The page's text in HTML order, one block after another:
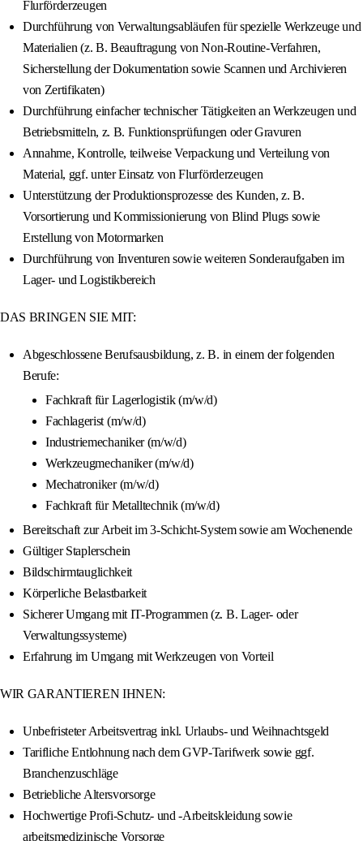
Flurförderzeugen
Durchführung von Verwaltungsabläufen für spezielle Werkzeuge und
Materialien (z. B. Beauftragung von Non-Routine-Verfahren,
Sicherstellung der Dokumentation sowie Scannen und Archivieren
von Zertifikaten)
Durchführung einfacher technischer Tätigkeiten an Werkzeugen und
Betriebsmitteln, z. B. Funktionsprüfungen oder Gravuren
Annahme, Kontrolle, teilweise Verpackung und Verteilung von
Material, ggf. unter Einsatz von Flurförderzeugen
Unterstützung der Produktionsprozesse des Kunden, z. B.
Vorsortierung und Kommissionierung von Blind Plugs sowie
Erstellung von Motormarken
Durchführung von Inventuren sowie weiteren Sonderaufgaben im
Lager- und Logistikbereich
DAS BRINGEN SIE MIT:
Abgeschlossene Berufsausbildung, z. B. in einem der folgenden
Berufe:
Fachkraft für Lagerlogistik (m/w/d)
Fachlagerist (m/w/d)
Industriemechaniker (m/w/d)
Werkzeugmechaniker (m/w/d)
Mechatroniker (m/w/d)
Fachkraft für Metalltechnik (m/w/d)
Bereitschaft zur Arbeit im 3-Schicht-System sowie am Wochenende
Gültiger Staplerschein
Bildschirmtauglichkeit
Körperliche Belastbarkeit
Sicherer Umgang mit IT-Programmen (z. B. Lager- oder
Verwaltungssysteme)
Erfahrung im Umgang mit Werkzeugen von Vorteil
WIR GARANTIEREN IHNEN:
Unbefristeter Arbeitsvertrag inkl. Urlaubs- und Weihnachtsgeld
Tarifliche Entlohnung nach dem GVP-Tarifwerk sowie ggf.
Branchenzuschläge
Betriebliche Altersvorsorge
Hochwertige Profi-Schutz- und -Arbeitskleidung sowie
arbeitsmedizinische Vorsorge